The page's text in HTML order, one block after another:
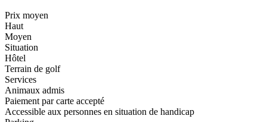
Prix moyen
Haut
Moyen
Situation
Hôtel
Terrain de golf
Services
Animaux admis
Paiement par carte accepté
Accessible aux personnes en situation de handicap